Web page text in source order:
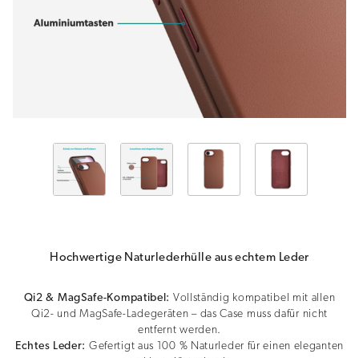
Hochwertige Naturlederhülle aus echtem Leder
Qi2 & MagSafe-Kompatibel: Vollständig kompatibel mit allen
Qi2- und MagSafe-Ladegeräten – das Case muss dafür nicht
entfernt werden.
Echtes Leder: Gefertigt aus 100 % Naturleder für einen eleganten